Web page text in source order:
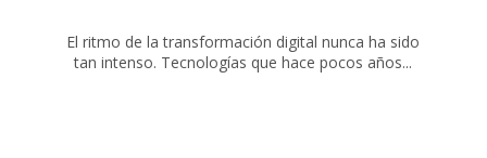
El ritmo de la transformación digital nunca ha sido
tan intenso. Tecnologías que hace pocos años...